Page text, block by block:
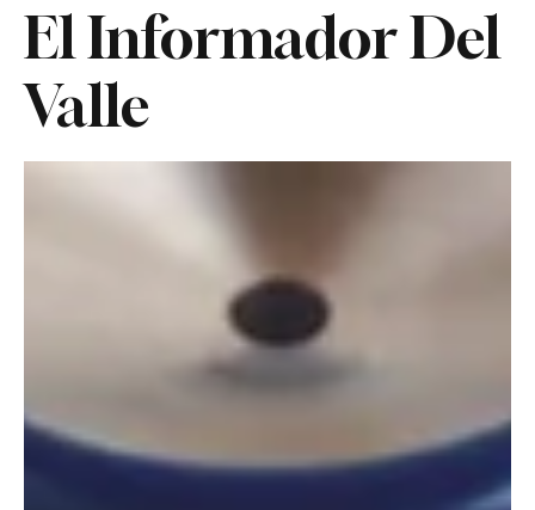
El Informador Del
Valle